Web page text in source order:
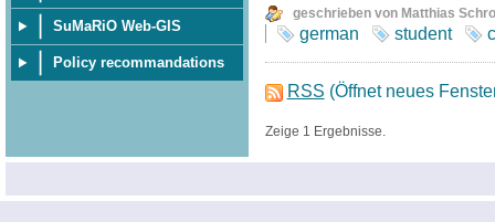
SuMaRiO Web-GIS
Policy recommandations
geschrieben von Matthias
german student
RSS (Öffnet neues
Zeige 1 Ergebnisse.